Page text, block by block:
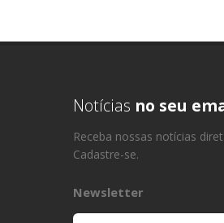
Notícias no seu
Receba nossas notícias
Cadastre-se.
Newsletter